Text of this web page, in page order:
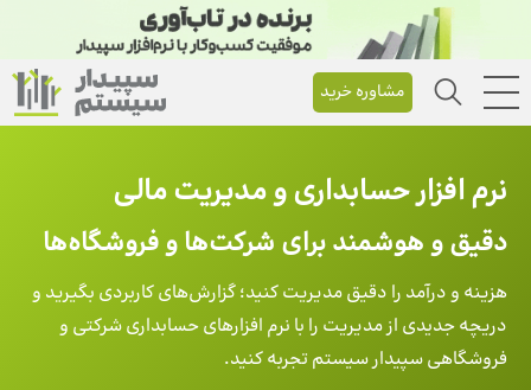
مشاوره خرید
نرم‌ افزار حسابداری و مدیریت مالی
دقیق و هوشمند برای شرکت‌ها و فروشگاه‌ها
هزینه و درآمد را دقیق مدیریت کنید؛ گزارش‌های کاربردی بگیرید و
دریچه‌ جدیدی از مدیریت را با نرم افزارهای حسابداری شرکتی و
فروشگاهی سپیدار سیستم تجربه کنید.